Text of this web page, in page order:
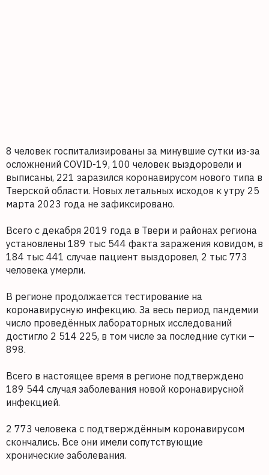
8 человек госпитализированы за минувшие сутки из-за
осложнений COVID-19, 100 человек выздоровели и
выписаны, 221 заразился коронавирусом нового типа в
Тверской области. Новых летальных исходов к утру 25
марта 2023 года не зафиксировано.
Всего с декабря 2019 года в Твери и районах региона
установлены 189 тыс 544 факта заражения ковидом, в
184 тыс 441 случае пациент выздоровел, 2 тыс 773
человека умерли.
В регионе продолжается тестирование на
коронавирусную инфекцию. За весь период пандемии
число проведённых лабораторных исследований
достигло 2 514 225, в том числе за последние сутки –
898.
Всего в настоящее время в регионе подтверждено
189 544 случая заболевания новой коронавирусной
инфекцией.
2 773 человека с подтверждённым коронавирусом
скончались. Все они имели сопутствующие
хронические заболевания.